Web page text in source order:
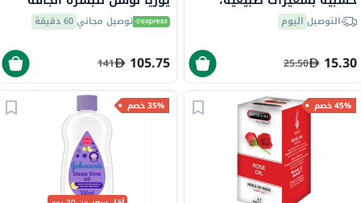
قطعة واحدة
التوصيل اليوم
15.30
25.50
والخشنة 250 ملتوصيل مجاني60 دقيقة
105.75
141
45% خصم 35% خصم